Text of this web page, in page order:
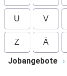
U V
Z Ä
Jobangebote ›